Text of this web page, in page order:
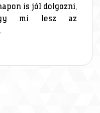
is jól dolgozni,
mi lesz az